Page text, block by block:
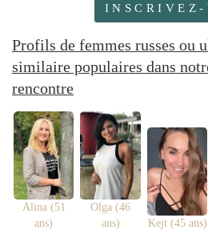
INSCRIVEZ-
Profils de femmes russes ou
similaire populaires dans
rencontre
Alina (51
ans)
Olga (46
ans)
Kejt (45 ans)